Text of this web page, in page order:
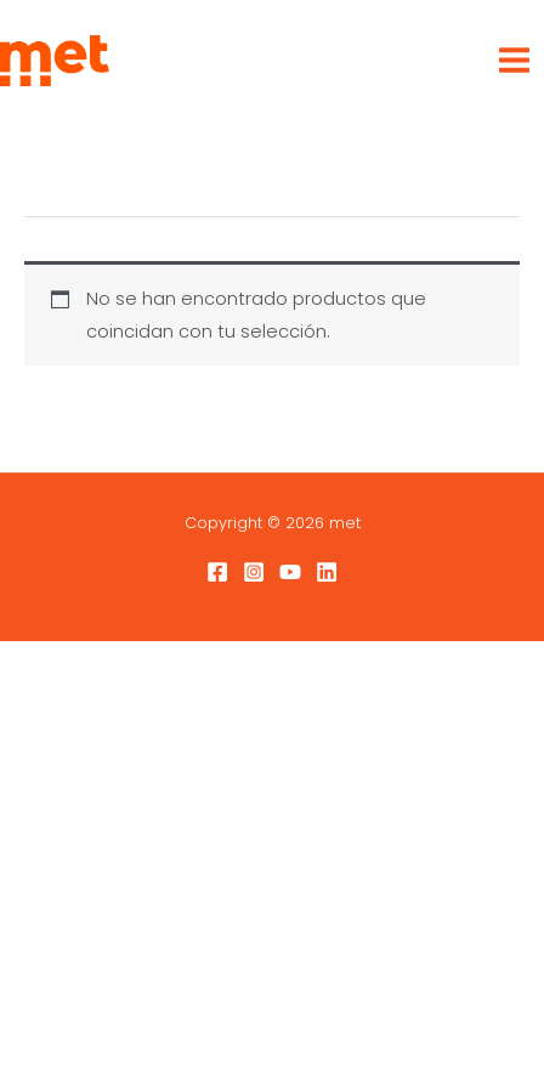
al
contenido
No se han encontrado productos que
coincidan con tu selección.
Copyright © 2026 met